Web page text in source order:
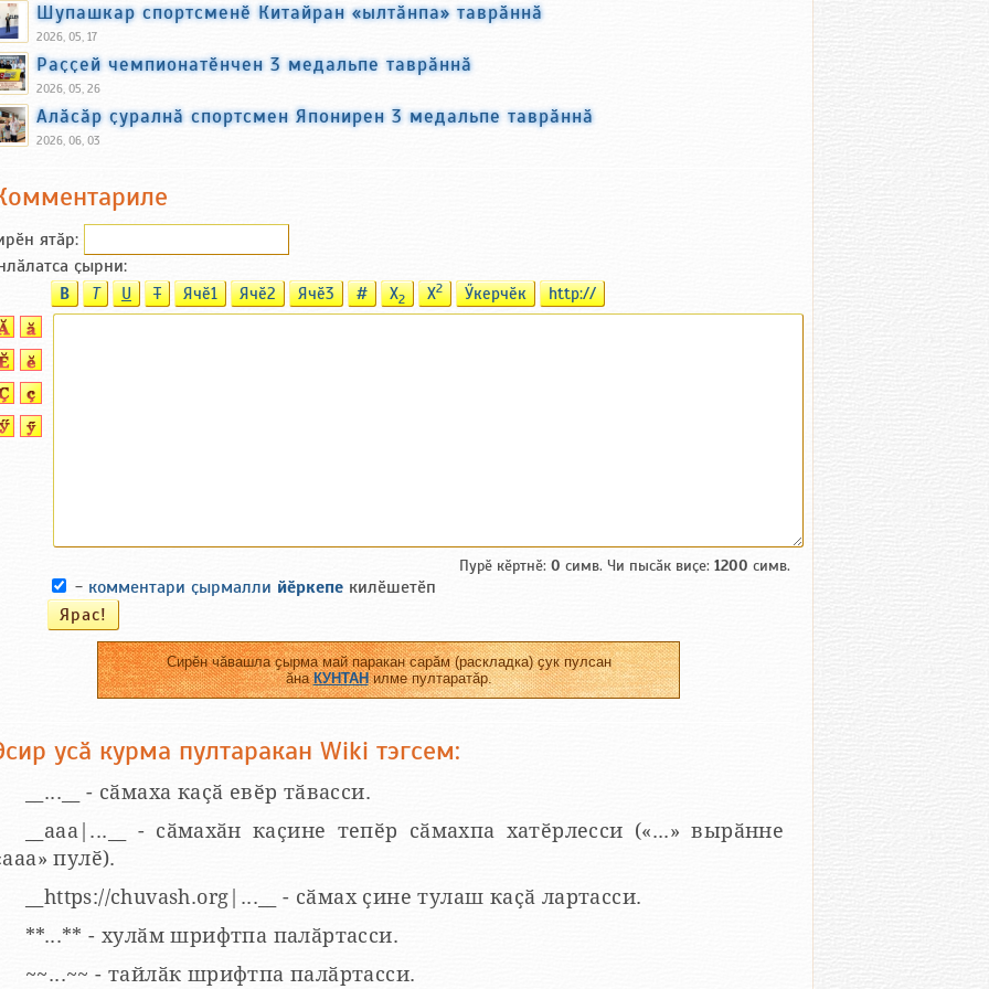
Шупашкар спортсменӗ Китайран «ылтӑнпа» таврӑннӑ
2026, 05, 17
Раҫҫей чемпионатӗнчен 3 медальпе таврӑннӑ
2026, 05, 26
Алӑсӑр ҫуралнӑ спортсмен Японирен 3 медальпе таврӑннӑ
2026, 06, 03
ятӑp:
ҫырни:
B T U T Ячӗ1 Ячӗ2 Ячӗ3 # X2 X2 Ӳкерчӗк http://
Пурӗ кӗртнӗ: 0 симв. Чи пысӑк виҫе: 1200 симв.
- комментари ҫырмалли йӗркепе килӗшетӗп
Сирӗн чӑвашла ҫырма май паракан сарӑм (раскладка) ҫук пулсан
ӑнаКУНТАНилме пултаратӑр.
усӑ курма пултаракан Wiki тэгсем:
__...__ - сӑмаха каҫӑ евӗр тӑвасси.
__aaa|...__ - сӑмахӑн каҫине тепӗр сӑмахпа хатӗрлесси («...» вырӑнне
пулӗ).
__https://chuvash.org|...__ - сӑмах ҫине тулаш каҫӑ лартасси.
**...** - хулӑм шрифтпа палӑртасси.
~~...~~ - тайлӑк шрифтпа палӑртасси.